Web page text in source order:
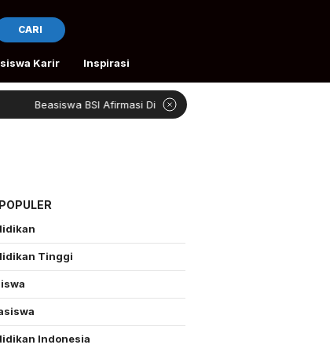
CARI
Karir Inspirasi
Beasiswa BSI Afirmasi Dibuka
Tinggi
Indonesia